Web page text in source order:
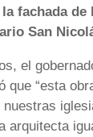
fachada de
San
el
que “esta
arquitecta